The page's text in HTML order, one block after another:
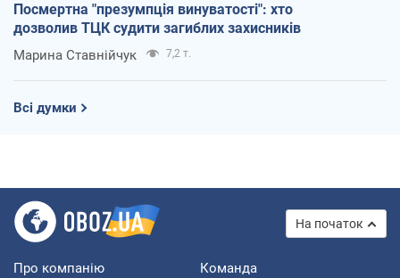
Посмертна "презумпція винуватості": хто
дозволив ТЦК судити загиблих захисників
Марина Ставнійчук 7,2 т.
Всі думки
На початок
Про компанію Команда